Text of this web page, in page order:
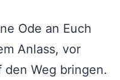
Ode an Euch
Anlass, vor
Weg bringen.